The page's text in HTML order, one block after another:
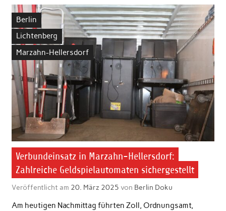
Berlin
Lichtenberg
Marzahn-Hellersdorf
Verbundeinsatz in Marzahn-Hellersdorf:
Zahlreiche Geldspielautomaten sichergestellt
Veröffentlicht am 20. März 2025 von Berlin Doku
Am heutigen Nachmittag führten Zoll, Ordnungsamt,